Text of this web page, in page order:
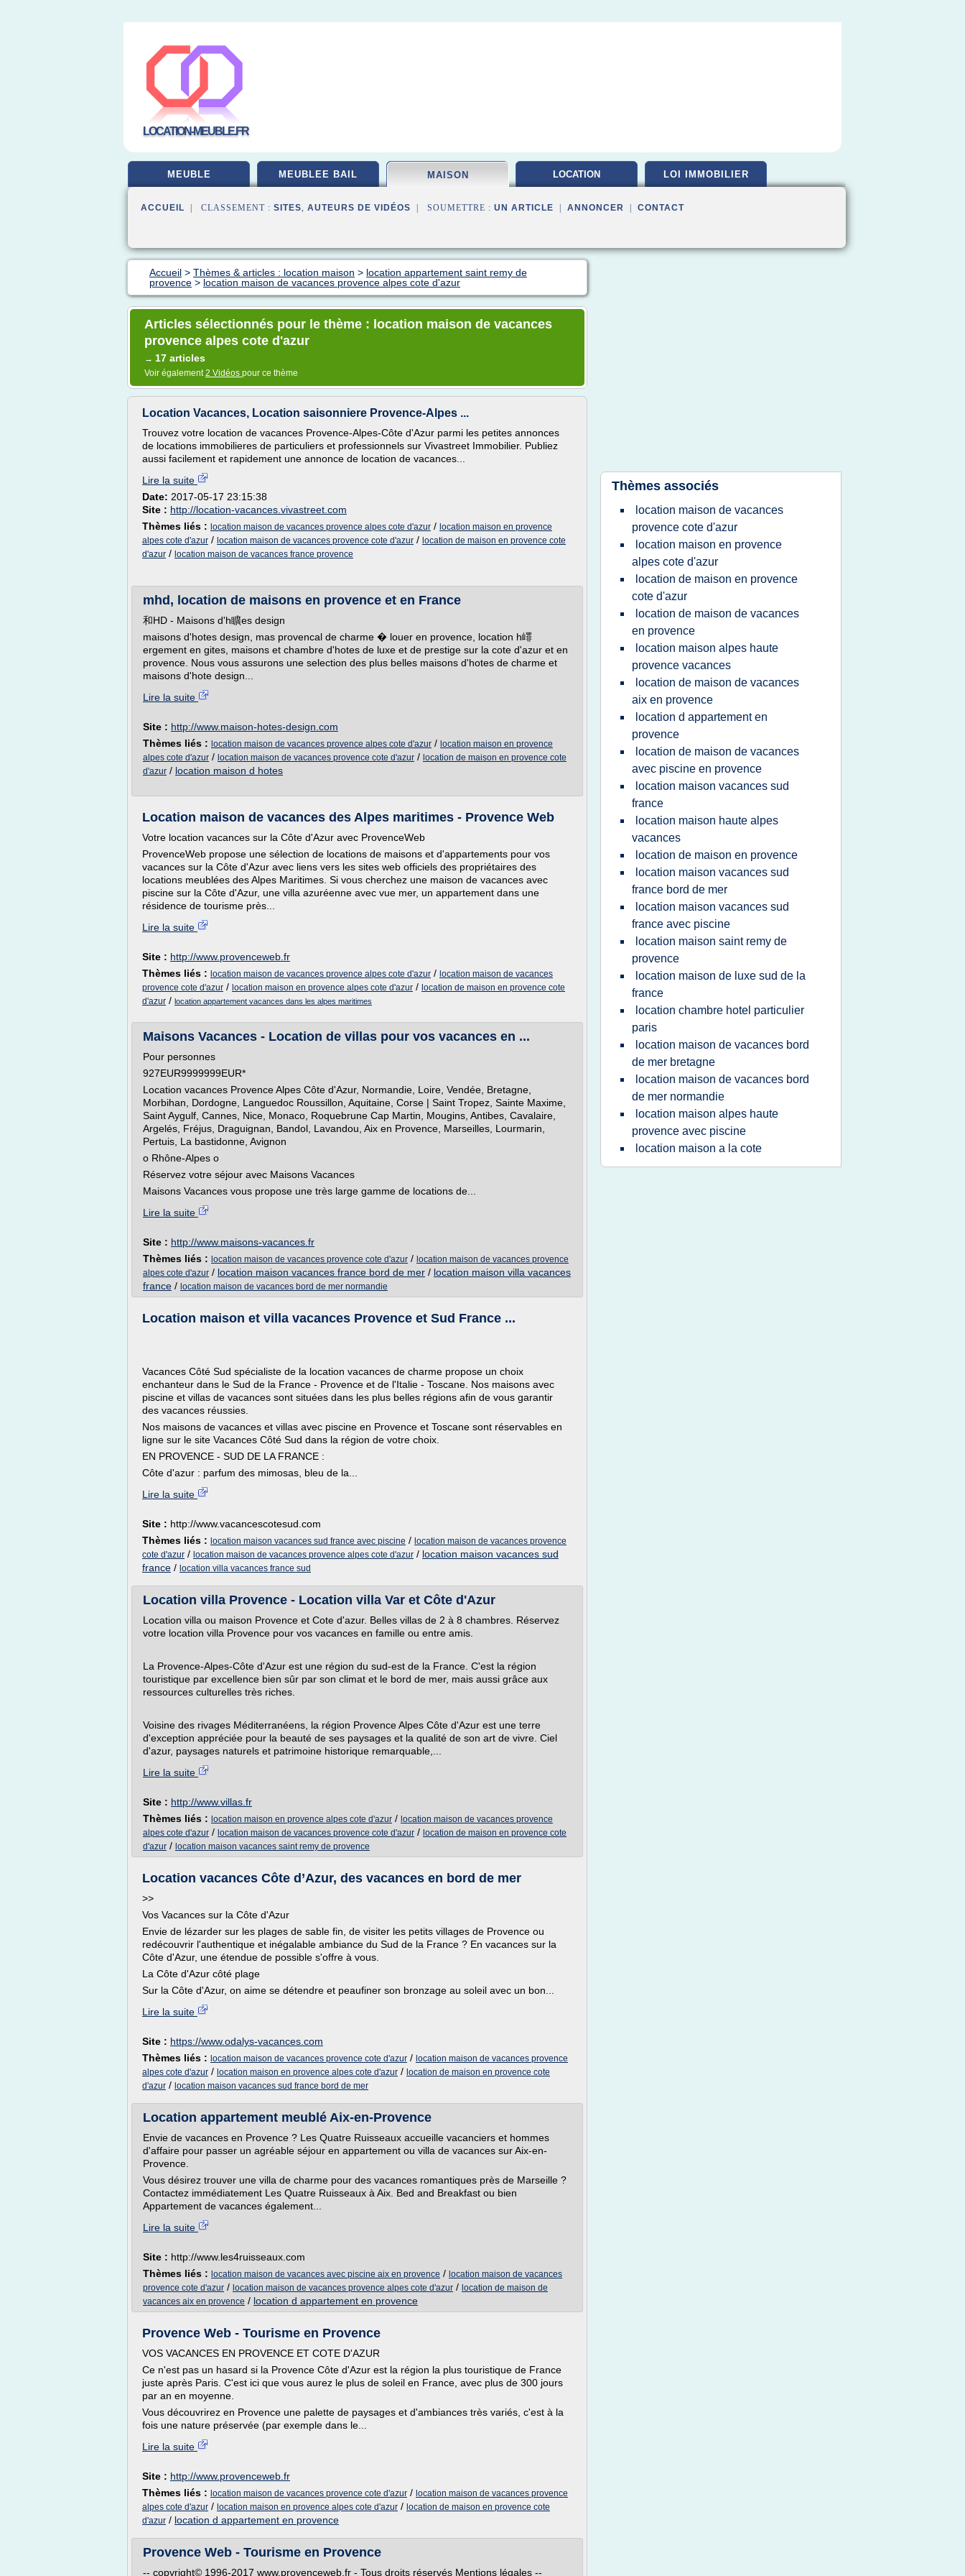
LOCATION-MEUBLE.FR
MEUBLE MEUBLEE BAIL MAISON LOCATION LOI IMMOBILIER
ACCUEIL | CLASSEMENT : SITES, AUTEURS DE VIDÉOS | SOUMETTRE : UN ARTICLE ANNONCER CONTACT
Accueil > Thèmes & articles : location maison > location appartement saint remy de
provence > location maison de vacances provence alpes cote d'azur
Articles sélectionnés pour le thème : location maison de vacances
provence alpes cote d'azur
→ 17 articles
Voir également2 Vidéos pour ce thème
Location Vacances, Location saisonniere Provence-Alpes ...
Trouvez votre location de vacances Provence-Alpes-Côte d'Azur parmi les petites annonces
de locations immobilieres de particuliers et professionnels sur Vivastreet Immobilier. Publiez
aussi facilement et rapidement une annonce de location de vacances...
Lire la suite
Date: 2017-05-17 23:15:38
Site : http://location-vacances.vivastreet.com
Thèmes liés : location maison de vacances provence alpes cote d'azur / location maison en provence
alpes cote d'azur / location maison de vacances provence cote d'azur / location de maison en provence cote
d'azur / location maison de vacances france provence
mhd, location de maisons en provence et en France
和HD - Maisons d'h矌es design
maisons d'hotes design, mas provencal de charme � louer en provence, location h嶵
ergement en gites, maisons et chambre d'hotes de luxe et de prestige sur la cote d'azur et en
provence. Nous vous assurons une selection des plus belles maisons d'hotes de charme et
maisons d'hote design...
Lire la suite
Site : http://www.maison-hotes-design.com
Thèmes liés : location maison de vacances provence alpes cote d'azur / location maison en provence
alpes cote d'azur / location maison de vacances provence cote d'azur / location de maison en provence cote
d'azur / location maison d hotes
Location maison de vacances des Alpes maritimes - Provence Web
Votre location vacances sur la Côte d'Azur avec ProvenceWeb
ProvenceWeb propose une sélection de locations de maisons et d'appartements pour vos
vacances sur la Côte d'Azur avec liens vers les sites web officiels des propriétaires des
locations meublées des Alpes Maritimes. Si vous cherchez une maison de vacances avec
piscine sur la Côte d'Azur, une villa azuréenne avec vue mer, un appartement dans une
résidence de tourisme près...
Lire la suite
Site : http://www.provenceweb.fr
Thèmes liés : location maison de vacances provence alpes cote d'azur / location maison de vacances
provence cote d'azur / location maison en provence alpes cote d'azur / location de maison en provence cote
d'azur / location appartement vacances dans les alpes maritimes
Maisons Vacances - Location de villas pour vos vacances en ...
Pour personnes
927EUR9999999EUR*
Location vacances Provence Alpes Côte d'Azur, Normandie, Loire, Vendée, Bretagne,
Morbihan, Dordogne, Languedoc Roussillon, Aquitaine, Corse | Saint Tropez, Sainte Maxime,
Saint Aygulf, Cannes, Nice, Monaco, Roquebrune Cap Martin, Mougins, Antibes, Cavalaire,
Argelés, Fréjus, Draguignan, Bandol, Lavandou, Aix en Provence, Marseilles, Lourmarin,
Pertuis, La bastidonne, Avignon
o Rhône-Alpes o
Réservez votre séjour avec Maisons Vacances
Maisons Vacances vous propose une très large gamme de locations de...
Lire la suite
Site : http://www.maisons-vacances.fr
Thèmes liés : location maison de vacances provence cote d'azur / location maison de vacances provence
alpes cote d'azur / location maison vacances france bord de mer / location maison villa vacances
france / location maison de vacances bord de mer normandie
Location maison et villa vacances Provence et Sud France ...
Vacances Côté Sud spécialiste de la location vacances de charme propose un choix
enchanteur dans le Sud de la France - Provence et de l'Italie - Toscane. Nos maisons avec
piscine et villas de vacances sont situées dans les plus belles régions afin de vous garantir
des vacances réussies.
Nos maisons de vacances et villas avec piscine en Provence et Toscane sont réservables en
ligne sur le site Vacances Côté Sud dans la région de votre choix.
EN PROVENCE - SUD DE LA FRANCE :
Côte d'azur : parfum des mimosas, bleu de la...
Lire la suite
Site : http://www.vacancescotesud.com
Thèmes liés : location maison vacances sud france avec piscine / location maison de vacances provence
cote d'azur / location maison de vacances provence alpes cote d'azur / location maison vacances sud
france / location villa vacances france sud
Location villa Provence - Location villa Var et Côte d'Azur
Location villa ou maison Provence et Cote d'azur. Belles villas de 2 à 8 chambres. Réservez
votre location villa Provence pour vos vacances en famille ou entre amis.
La Provence-Alpes-Côte d'Azur est une région du sud-est de la France. C'est la région
touristique par excellence bien sûr par son climat et le bord de mer, mais aussi grâce aux
ressources culturelles très riches.
Voisine des rivages Méditerranéens, la région Provence Alpes Côte d'Azur est une terre
d'exception appréciée pour la beauté de ses paysages et la qualité de son art de vivre. Ciel
d'azur, paysages naturels et patrimoine historique remarquable,...
Lire la suite
Site : http://www.villas.fr
Thèmes liés : location maison en provence alpes cote d'azur / location maison de vacances provence
alpes cote d'azur / location maison de vacances provence cote d'azur / location de maison en provence cote
d'azur / location maison vacances saint remy de provence
Location vacances Côte d’Azur, des vacances en bord de mer
>>
Vos Vacances sur la Côte d'Azur
Envie de lézarder sur les plages de sable fin, de visiter les petits villages de Provence ou
redécouvrir l'authentique et inégalable ambiance du Sud de la France ? En vacances sur la
Côte d'Azur, une étendue de possible s'offre à vous.
La Côte d'Azur côté plage
Sur la Côte d'Azur, on aime se détendre et peaufiner son bronzage au soleil avec un bon...
Lire la suite
Site : https://www.odalys-vacances.com
Thèmes liés : location maison de vacances provence cote d'azur / location maison de vacances provence
alpes cote d'azur / location maison en provence alpes cote d'azur / location de maison en provence cote
d'azur / location maison vacances sud france bord de mer
Location appartement meublé Aix-en-Provence
Envie de vacances en Provence ? Les Quatre Ruisseaux accueille vacanciers et hommes
d'affaire pour passer un agréable séjour en appartement ou villa de vacances sur Aix-en-
Provence.
Vous désirez trouver une villa de charme pour des vacances romantiques près de Marseille ?
Contactez immédiatement Les Quatre Ruisseaux à Aix. Bed and Breakfast ou bien
Appartement de vacances également...
Lire la suite
Site : http://www.les4ruisseaux.com
Thèmes liés : location maison de vacances avec piscine aix en provence / location maison de vacances
provence cote d'azur / location maison de vacances provence alpes cote d'azur / location de maison de
vacances aix en provence / location d appartement en provence
Provence Web - Tourisme en Provence
VOS VACANCES EN PROVENCE ET COTE D'AZUR
Ce n'est pas un hasard si la Provence Côte d'Azur est la région la plus touristique de France
juste après Paris. C'est ici que vous aurez le plus de soleil en France, avec plus de 300 jours
par an en moyenne.
Vous découvrirez en Provence une palette de paysages et d'ambiances très variés, c'est à la
fois une nature préservée (par exemple dans le...
Lire la suite
Site : http://www.provenceweb.fr
Thèmes liés : location maison de vacances provence cote d'azur / location maison de vacances provence
alpes cote d'azur / location maison en provence alpes cote d'azur / location de maison en provence cote
d'azur / location d appartement en provence
Provence Web - Tourisme en Provence
-- copyright© 1996-2017 www.provenceweb.fr - Tous droits réservés Mentions légales --
Thèmes associés
location maison de vacances
provence cote d'azur
location maison en provence
alpes cote d'azur
location de maison en provence
cote d'azur
location de maison de vacances
en provence
location maison alpes haute
provence vacances
location de maison de vacances
aix en provence
location d appartement en
provence
location de maison de vacances
avec piscine en provence
location maison vacances sud
france
location maison haute alpes
vacances
location de maison en provence
location maison vacances sud
france bord de mer
location maison vacances sud
france avec piscine
location maison saint remy de
provence
location maison de luxe sud de la
france
location chambre hotel particulier
paris
location maison de vacances bord
de mer bretagne
location maison de vacances bord
de mer normandie
location maison alpes haute
provence avec piscine
location maison a la cote